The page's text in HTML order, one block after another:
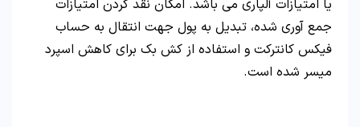
یا امتیازات آلپاری می باشد. امکان نقد کردن امتیازات
جمع آوری شده، تبدیل به پول جهت انتقال به حساب
فیکس کانترکت و استفاده از کش بک برای کاهش اسپرد
میسر شده است.